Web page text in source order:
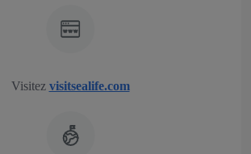
Visitez visitsealife.com